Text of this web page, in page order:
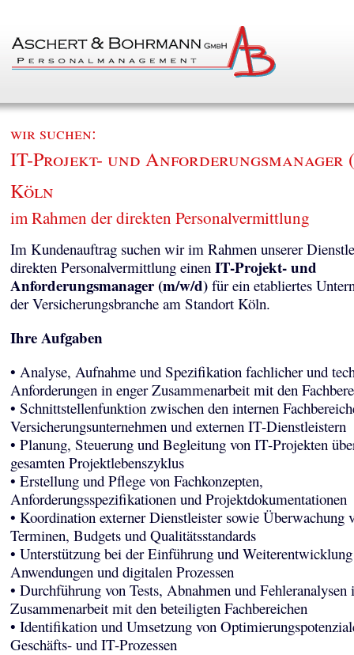
wir suchen:
IT-Projekt- und Anforderungsmanager
Köln
im Rahmen der direkten Personalvermittlung
Im Kundenauftrag suchen wir im Rahmen unserer
direkten Personalvermittlung einen IT-Projekt- und
Anforderungsmanager (m/w/d)für ein etabliertes
der Versicherungsbranche am Standort Köln.
Ihre Aufgaben
• Analyse, Aufnahme und Spezifikation fachlicher und
Anforderungen in enger Zusammenarbeit mit den
• Schnittstellenfunktion zwischen den internen
Versicherungsunternehmen und externen IT-Dienstleistern
• Planung, Steuerung und Begleitung von IT-Projekten
gesamten Projektlebenszyklus
• Erstellung und Pflege von Fachkonzepten,
Anforderungsspezifikationen und Projektdokumentationen
• Koordination externer Dienstleister sowie Überwachung
Terminen, Budgets und Qualitätsstandards
• Unterstützung bei der Einführung und
Anwendungen und digitalen Prozessen
• Durchführung von Tests, Abnahmen und Fehleranalysen
Zusammenarbeit mit den beteiligten Fachbereichen
• Identifikation und Umsetzung von
Geschäfts- und IT-Prozessen